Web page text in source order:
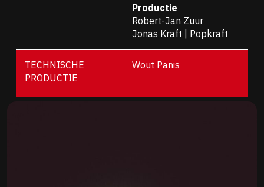
Productie
Robert-Jan Zuur
Jonas Kraft | Popkraft
TECHNISCHE
PRODUCTIE
Wout Panis